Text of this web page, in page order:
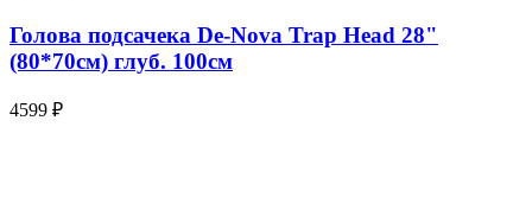
Голова подсачека De-Nova Trap Head 28"
(80*70см) глуб. 100см
4599 ₽